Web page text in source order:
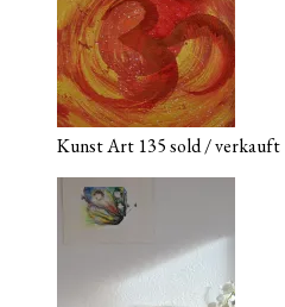
Kunst Art 135 sold / verkauft